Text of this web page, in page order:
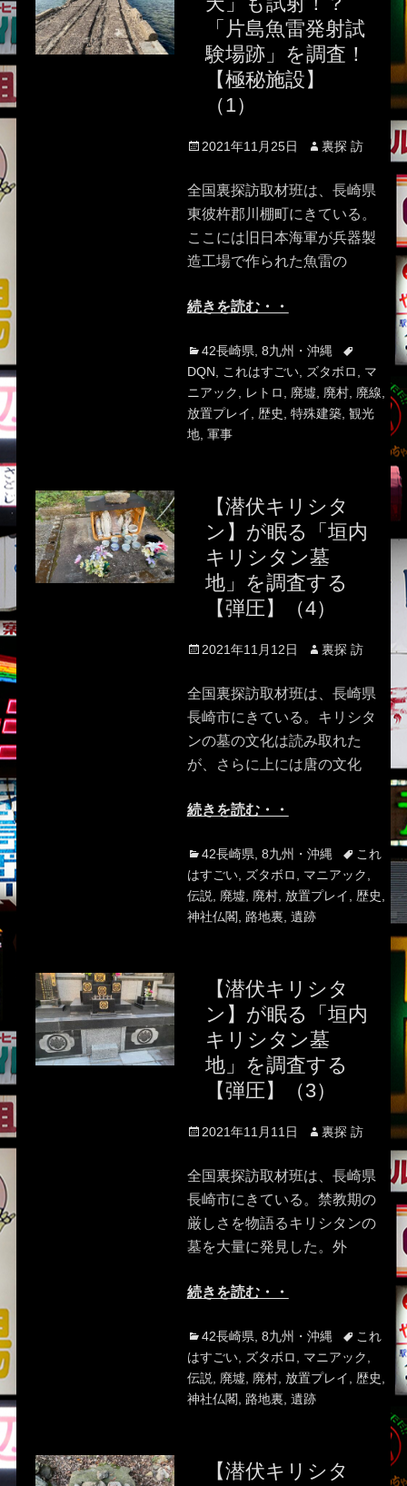
「片島魚雷発射試
験場跡」を調査！
【極秘施設】
（1）
Posted
2021年11月25日 Author
裏探 訪
全国裏探訪取材班は、長崎県
東彼杵郡川棚町にきている。
ここには旧日本海軍が兵器製
造工場で作られた魚雷の
続きを読む・・
Categories
42長崎県 8九州・沖縄
Tags
DQN
これはすごい, ズタボロ
マ
ニアック
レトロ 廃墟 廃村, 廃線
放置プレイ
歴史 特殊建築, 観光
地, 軍事
【潜伏キリシタ
ン】が眠る「垣内
キリシタン墓
地」を調査する
【弾圧】（4）
Posted
2021年11月12日 Author
裏探 訪
全国裏探訪取材班は、長崎県
長崎市にきている。キリシタ
ンの墓の文化は読み取れた
が、さらに上には唐の文化
続きを読む・・
Categories
42長崎県 8九州・沖縄 Tagsこれ
はすごい, ズタボロ マニアック
伝説
廃墟 廃村, 放置プレイ 歴史
神社仏閣
路地裏 遺跡
【潜伏キリシタ
ン】が眠る「垣内
キリシタン墓
地」を調査する
【弾圧】（3）
Posted
2021年11月11日 Author
裏探 訪
全国裏探訪取材班は、長崎県
長崎市にきている。禁教期の
厳しさを物語るキリシタンの
墓を大量に発見した。外
続きを読む・・
Categories
42長崎県 8九州・沖縄 Tagsこれ
はすごい, ズタボロ マニアック
伝説
廃墟 廃村, 放置プレイ 歴史
神社仏閣
路地裏 遺跡
【潜伏キリシタ